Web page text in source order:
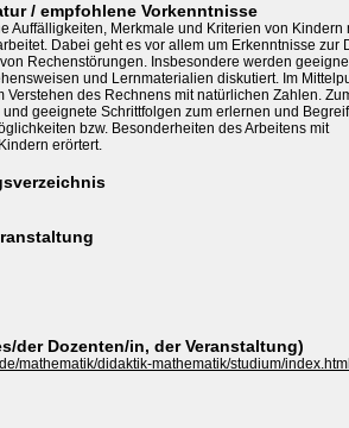
/ empfohlene Vorkenntnisse
Auffälligkeiten, Merkmale und Kriterien von Kindern
Dabei geht es vor allem um Erkenntnisse zur
Rechenstörungen. Insbesondere werden
und Lernmaterialien diskutiert. Im
Verstehen des Rechnens mit natürlichen Zahlen.
geeignete Schrittfolgen zum erlernen und
bzw. Besonderheiten des Arbeitens mit
erörtert.
der Dozenten/in, der Veranstaltung)
mathematik/didaktik-mathematik/studium/